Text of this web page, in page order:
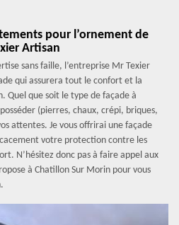
pour l’ornement de
Artisan
sans faille, l’entreprise Mr Texier
qui assurera tout le confort et la
Quel que soit le type de façade à
(pierres, chaux, crépi, briques,
attentes. Je vous offrirai une façade
votre protection contre les
N’hésitez donc pas à faire appel aux
à Chatillon Sur Morin pour vous